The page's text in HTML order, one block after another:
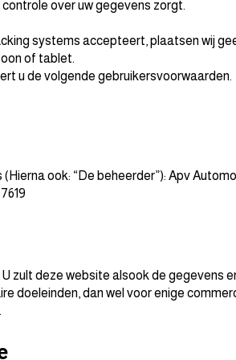
over uw gegevens zorgt.
systems accepteert, plaatsen wij
of tablet.
u de volgende gebruikersvoorwaarden.
ook: “De beheerder”): Apv
zult deze website alsook de gegevens
doeleinden, dan wel voor enige